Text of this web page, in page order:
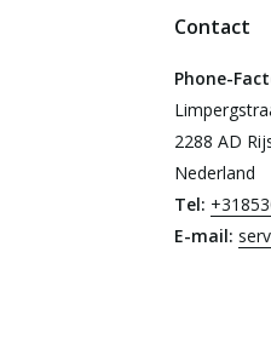
Contact
Phone-
2288 AD
Nederland
Tel:
E-mail: